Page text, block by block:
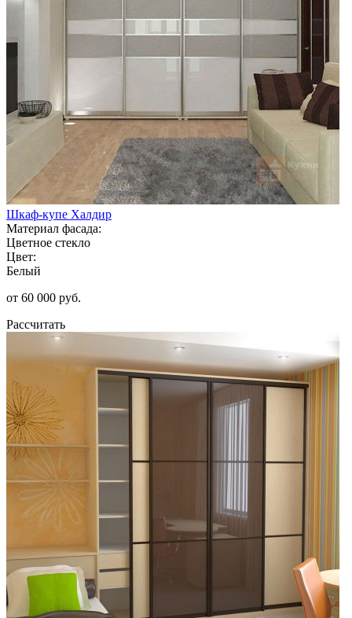
Шкаф-купе Халдир
Материал фасада:
Цветное стекло
Цвет:
Белый
от 60 000 руб.
Рассчитать